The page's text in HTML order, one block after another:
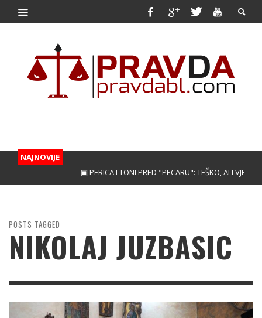
NAJNOVIJE
▣ PERICA I TONI PRED "PECARU": TEŠKO, ALI
POSTS TAGGED
NIKOLAJ JUZBASIC